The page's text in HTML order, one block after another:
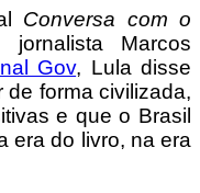
Conversa com o
Marcos
Gov, Lula disse
forma civilizada,
e que o Brasil
era do livro, na era